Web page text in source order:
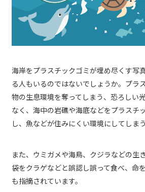
海岸をプラスチックゴミが埋め尽くす写
る人もいるのではないでしょうか。プラ
物の生息環境を奪ってしまう、恐ろしい
なく、海中の岩礁や海底などをプラスチ
し、魚などが住みにくい環境にしてしま
また、ウミガメや海鳥、クジラなどの生
袋をクラゲなどと誤認し誤って食べ、命
も指摘されています。